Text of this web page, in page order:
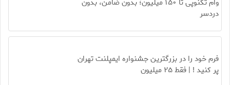
وام تکنوپی تا ۱۵۰ میلیون؛ بدون ضامن، بدون
دردسر
فرم خود را در بزرگترین جشنواره ایمپلنت تهران
پر کنید ! | فقط ۲۵ میلیون